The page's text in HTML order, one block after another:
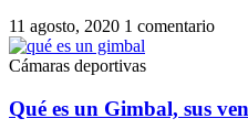
11 agosto, 2020 1 comentario
Cámaras deportivas
Qué es un Gimbal, sus